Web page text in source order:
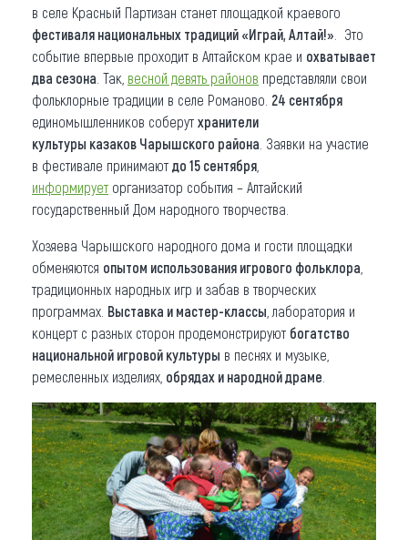
в селе Красный Партизан станет площадкой краевого
фестиваля национальных традиций «Играй, Алтай!» . Это
событие впервые проходит в Алтайском крае и охватывает
два сезона . Так, весной девять районов представляли свои
фольклорные традиции в селе Романово. 24 сентября
единомышленников соберут хранители
культуры казаков Чарышского района . Заявки на участие
в фестивале принимают до 15 сентября
информирует организатор события – Алтайский
государственный Дом народного творчества.
Хозяева Чарышского народного дома и гости площадки
обменяются опытом использования игрового фольклора
традиционных народных игр и забав в творческих
программах. Выставка и мастер-классы , лаборатория и
концерт с разных сторон продемонстрируют богатство
национальной игровой культуры в песнях и музыке,
ремесленных изделиях, обрядах и народной драме